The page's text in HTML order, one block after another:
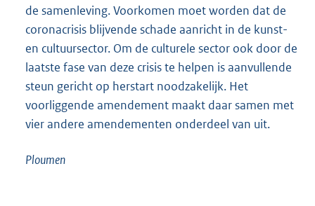
de samenleving. Voorkomen moet worden dat de
coronacrisis blijvende schade aanricht in de kunst-
en cultuursector. Om de culturele sector ook door de
laatste fase van deze crisis te helpen is aanvullende
steun gericht op herstart noodzakelijk. Het
voorliggende amendement maakt daar samen met
vier andere amendementen onderdeel van uit.
Ploumen